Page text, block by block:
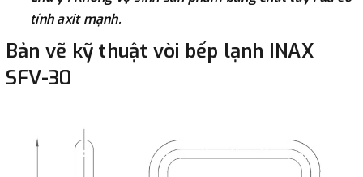
tính axit mạnh.
Bản vẽ kỹ thuật vòi bếp lạnh INAX
SFV-30